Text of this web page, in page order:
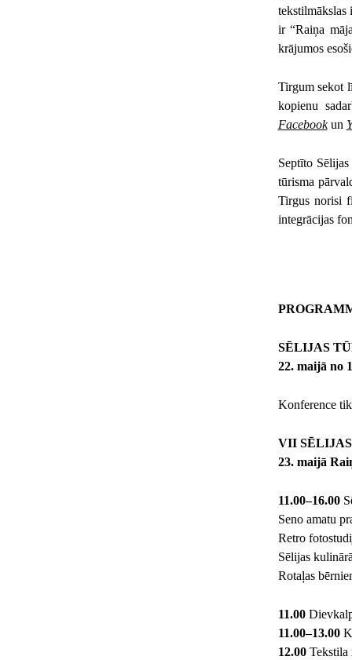
tekstilmākslas
ir “Raiņa
krājumos
Tirgum sekot
kopienu
Facebookun
Septīto
tūrisma
Tirgus norisi
integrācijas
SĒLIJAS
22. maijā no
Konference
VII
23. maijā
11.00–16.00
Seno amatu
Retro
Sēlijas
Rotaļas
11.00
11.00–13.00
12.00Tekstila